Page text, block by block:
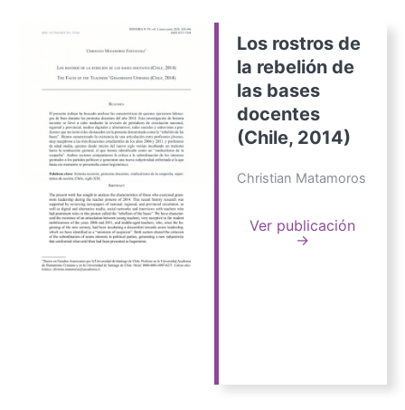
Los rostros de
la rebelión de
las bases
docentes
(Chile, 2014)
Christian Matamoros
Ver publicación
→